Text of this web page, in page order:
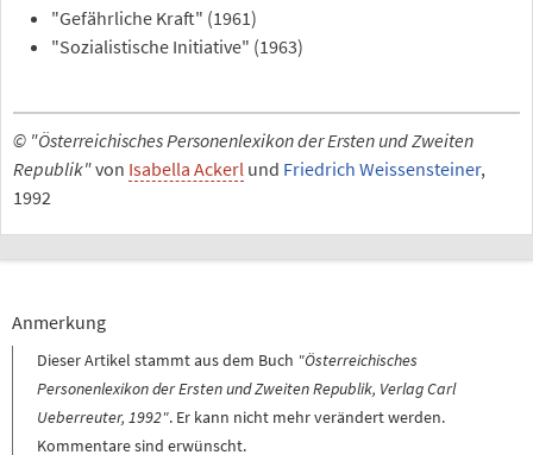
"Gefährliche Kraft" (1961)
"Sozialistische Initiative" (1963)
© "Österreichisches Personenlexikon der Ersten und Zweiten
Republik"von Isabella Ackerl und Friedrich Weissensteiner,
1992
Anmerkung
Dieser Artikel stammt aus dem Buch "Österreichisches
Personenlexikon der Ersten und Zweiten Republik, Verlag Carl
Ueberreuter, 1992". Er kann nicht mehr verändert werden.
Kommentare sind erwünscht.